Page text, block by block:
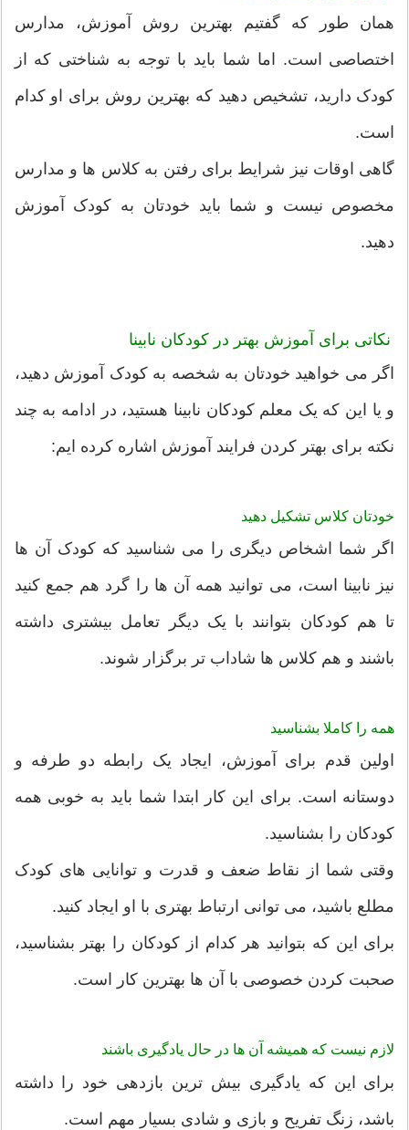
همان طور که گفتیم بهترین روش آموزش، مدارس
اختصاصی است. اما شما باید با توجه به شناختی که از
کودک دارید، تشخیص دهید که بهترین روش برای او کدام
است.
گاهی اوقات نیز شرایط برای رفتن به کلاس ها و مدارس
مخصوص نیست و شما باید خودتان به کودک آموزش
دهید.
نکاتی برای آموزش بهتر در کودکان نابینا
اگر می خواهید خودتان به شخصه به کودک آموزش دهید،
و یا این که یک معلم کودکان نابینا هستید، در ادامه به چند
نکته برای بهتر کردن فرایند آموزش اشاره کرده ایم:
خودتان کلاس تشکیل دهید
اگر شما اشخاص دیگری را می شناسید که کودک آن ها
نیز نابینا است، می توانید همه آن ها را گرد هم جمع کنید
تا هم کودکان بتوانند با یک دیگر تعامل بیشتری داشته
باشند و هم کلاس ها شاداب تر برگزار شوند.
همه را کاملا بشناسید
اولین قدم برای آموزش، ایجاد یک رابطه دو طرفه و
دوستانه است. برای این کار ابتدا شما باید به خوبی همه
کودکان را بشناسید.
وقتی شما از نقاط ضعف و قدرت و توانایی های کودک
مطلع باشید، می توانی ارتباط بهتری با او ایجاد کنید.
برای این که بتوانید هر کدام از کودکان را بهتر بشناسید،
صحبت کردن خصوصی با آن ها بهترین کار است.
لازم نیست که همیشه آن ها در حال یادگیری باشند
برای این که یادگیری بیش ترین بازدهی خود را داشته
باشد، زنگ تفریح و بازی و شادی بسیار مهم است.